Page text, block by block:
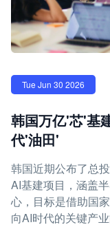
Tue Jun 30 2026
韩国万亿'芯'基
代'油田'
韩国近期公布了总
AI基建项目，涵盖
心，目标是借助国
向AI时代的关键产业